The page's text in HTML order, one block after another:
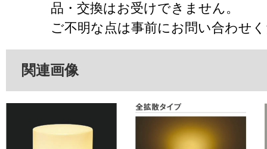
品・交換はお受けできません。
ご不明な点は事前にお問い合わせ
関連画像